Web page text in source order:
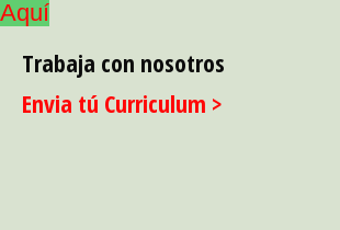
Aquí
Trabaja con nosotros
Envia tú Curriculum >